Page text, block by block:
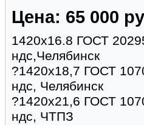
Цена: 65 000
1420х16.8 ГОСТ
ндс,Челябинск
?1420х18,7 ГОСТ
ндс, Челябинск
?1420х21,6 ГОСТ
ндс, ЧТПЗ